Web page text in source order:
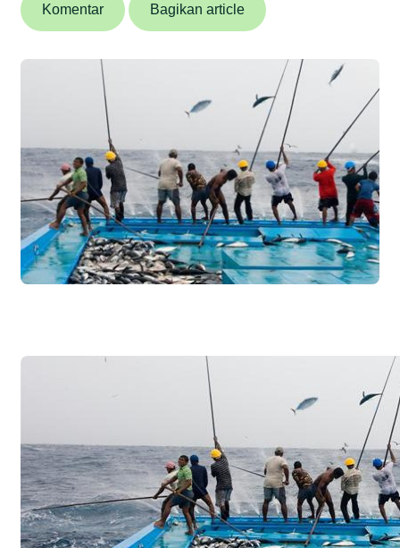
Komentar Bagikan article